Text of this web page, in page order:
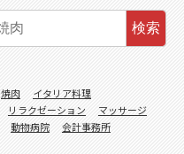
検索
焼肉
イタリア料理
リラクゼーション
マッサージ
動物病院
会計事務所